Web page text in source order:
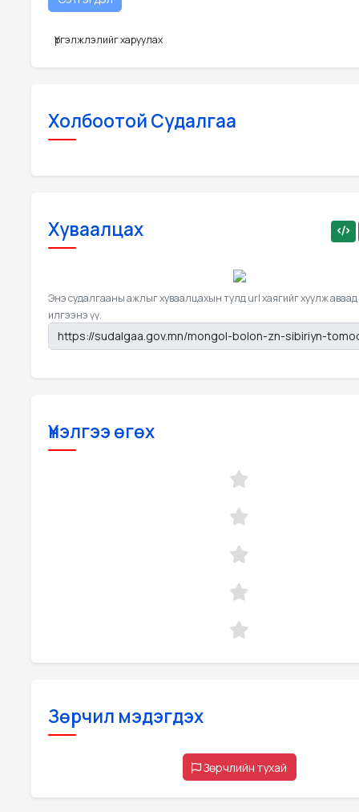
Үргэлжлэлийг харуулах
Холбоотой Судалгаа
Хуваалцах
Энэ судалгааны ажлыг хуваалцахын тулд url хаягийг хуулж аваад
илгээнэ үү.
Үнэлгээ өгөх
Зөрчил мэдэгдэх
Зөрчлийн тухай